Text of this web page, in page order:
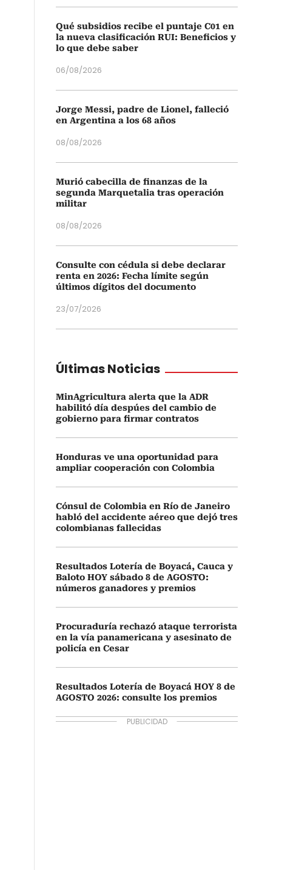
Qué subsidios recibe el puntaje C01 en
la nueva clasificación RUI: Beneficios y
lo que debe saber
06/08/2026
Jorge Messi, padre de Lionel, falleció
en Argentina a los 68 años
08/08/2026
Murió cabecilla de finanzas de la
segunda Marquetalia tras operación
militar
08/08/2026
Consulte con cédula si debe declarar
renta en 2026: Fecha límite según
últimos dígitos del documento
23/07/2026
Últimas Noticias
MinAgricultura alerta que la ADR
habilitó día despúes del cambio de
gobierno para firmar contratos
Honduras ve una oportunidad para
ampliar cooperación con Colombia
Cónsul de Colombia en Río de Janeiro
habló del accidente aéreo que dejó tres
colombianas fallecidas
Resultados Lotería de Boyacá, Cauca y
Baloto HOY sábado 8 de AGOSTO:
números ganadores y premios
Procuraduría rechazó ataque terrorista
en la vía panamericana y asesinato de
policía en Cesar
Resultados Lotería de Boyacá HOY 8 de
AGOSTO 2026: consulte los premios